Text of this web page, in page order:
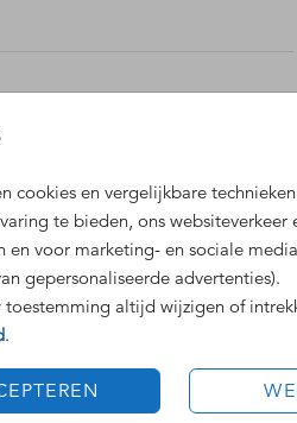
cookies en vergelijkbare
te bieden, ons websiteverkeer
en voor marketing- en sociale
gepersonaliseerde advertenties).
toestemming altijd wijzigen of
.